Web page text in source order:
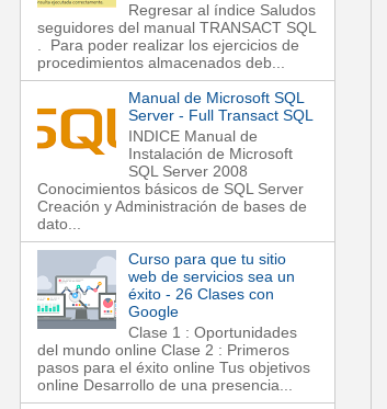
Regresar al índice Saludos
seguidores del manual TRANSACT SQL
. Para poder realizar los ejercicios de
procedimientos almacenados deb...
Manual de Microsoft SQL
Server - Full Transact SQL
INDICE Manual de
Instalación de Microsoft
SQL Server 2008
Conocimientos básicos de SQL Server
Creación y Administración de bases de
dato...
Curso para que tu sitio
web de servicios sea un
éxito - 26 Clases con
Google
Clase 1 : Oportunidades
del mundo online Clase 2 : Primeros
pasos para el éxito online Tus objetivos
online Desarrollo de una presencia...